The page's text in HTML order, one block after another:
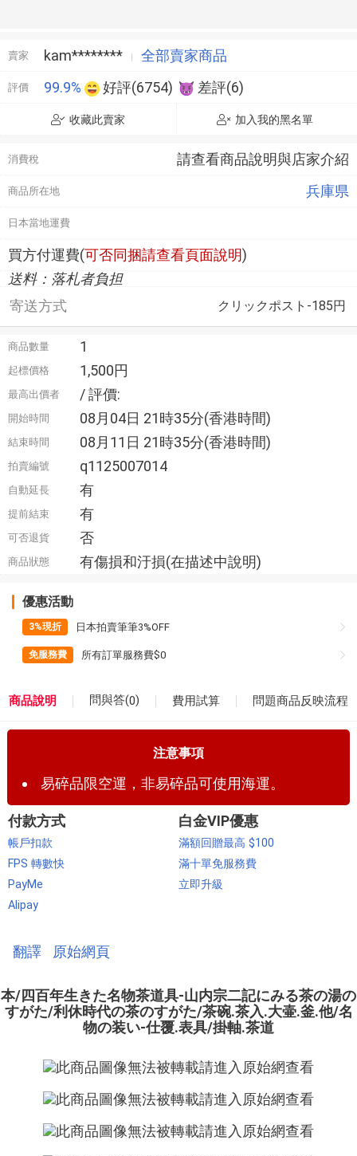
賣家 kam******** 全部賣家商品
評價 99.9% 好評(6754) 差評(6)
收藏此賣家 加入我的黑名單
消費稅 請查看商品說明與店家介紹
商品所在地 兵庫県
日本當地運費
買方付運費(可否同捆請查看頁面說明)
送料：落札者負担
寄送方式
クリックポスト-185円
商品數量 1
起標價格 1,500円
最高出價者 / 評價:
開始時間 08月04日 21時35分(香港時間)
結束時間 08月11日 21時35分(香港時間)
拍賣編號 q1125007014
自動延長 有
提前結束 有
可否退貨 否
商品狀態 有傷損和汙損(在描述中說明)
優惠活動
3%現折 日本拍賣筆筆3%OFF
免服務費 所有訂單服務費$0
商品說明 問與答(0) 費用試算 問題商品反映流程
注意事項
易碎品限空運，非易碎品可使用海運。
付款方式
帳戶扣款
FPS 轉數快
PayMe
Alipay
白金VIP優惠
滿額回贈最高 $100
滿十單免服務費
立即升級
翻譯 原始網頁
本/四百年生きた名物茶道具-山内宗二記にみる茶の湯の
すがた/利休時代の茶のすがた/茶碗.茶入.大壷.釜.他/名
物の装い-仕覆.表具/掛軸.茶道